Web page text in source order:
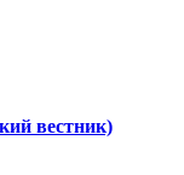
вестник)